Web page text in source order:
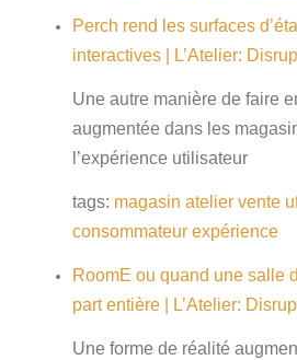
Perch rend les surfaces
interactives | L’Atelier:
Une autre manière de faire
augmentée dans les
l’expérience utilisateur
tags: magasin atelier vente
consommateur expérience
RoomE ou quand une salle
part entière | L’Atelier:
Une forme de réalité